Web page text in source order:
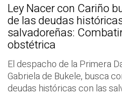
Ley Nacer con Cariño
de las deudas
salvadoreñas:
obstétrica
El despacho de la Primera
Gabriela de Bukele, busca
deudas históricas con las